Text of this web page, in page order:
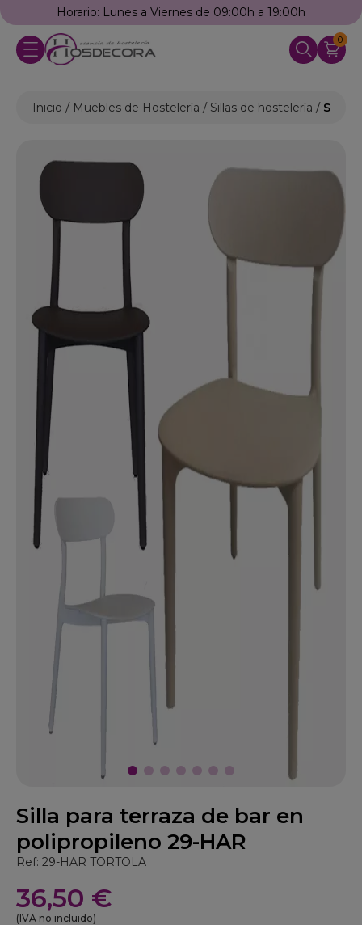
Horario: Lunes a Viernes de 09:00h a 19:00h
0
Inicio Muebles de Hostelería Sillas de hostelería Silla
Silla para terraza de bar en
polipropileno 29-HAR
Ref: 29-HAR TORTOLA
36,50 €
(IVA no incluido)